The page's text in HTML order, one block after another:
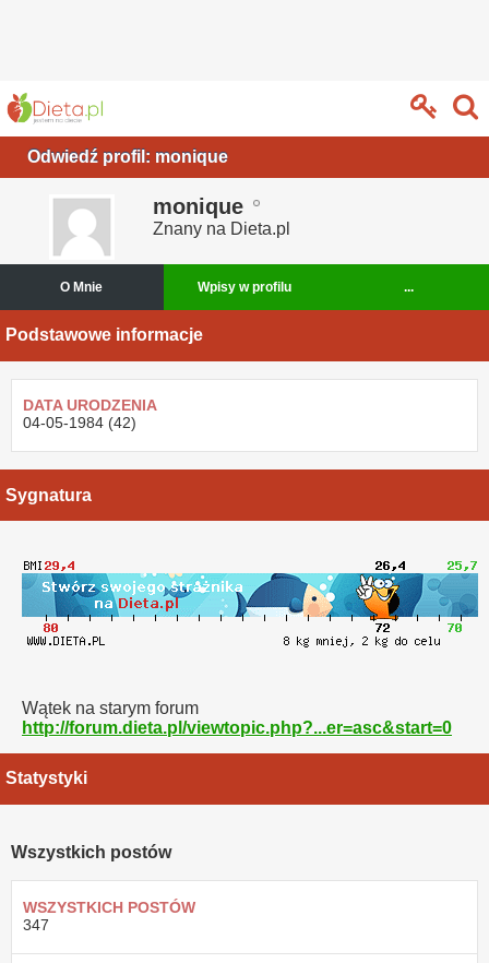
Odwiedź profil: monique
monique
Znany na Dieta.pl
O Mnie Wpisy w profilu ...
Podstawowe informacje
DATA URODZENIA
04-05-1984 (42)
Sygnatura
Wątek na starym forum
http://forum.dieta.pl/viewtopic.php?...er=asc&start=0
Statystyki
Wszystkich postów
WSZYSTKICH POSTÓW
347